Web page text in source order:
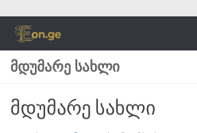
Skip to content
ᲛᲓᲣᲛᲐᲠᲔ ᲡᲐᲮᲚᲘ
მდუმარე სახლი